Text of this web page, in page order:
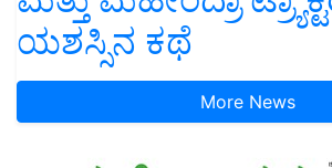
ಯಶಸ್ಸಿನ ಕಥೆ
More News